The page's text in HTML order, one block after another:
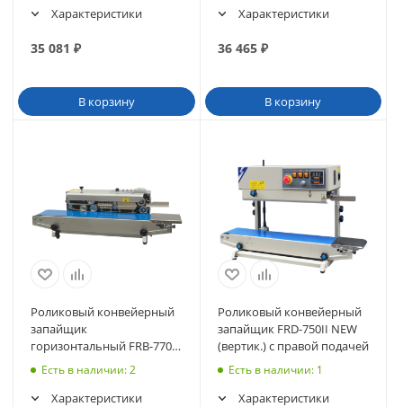
Характеристики
35 081 ₽
В корзину
Характеристики
36 465₽
В корзину
Роликовый конвейерный
запайщик
горизонтальный FRB-770I
SS (нерж.)
Есть в наличии: 2
Характеристики
Роликовый конвейерный
запайщик FRD-750II NEW
(вертик.) с правой подачей
Есть в наличии: 1
Характеристики